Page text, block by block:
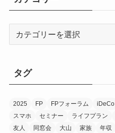
ブ
ー
タグ
2025 FP FPフォーラム iDeCo
スマホ
セミナー ライフプラン
友人
同窓会 大山 家族 年収